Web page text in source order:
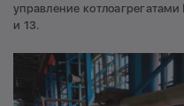
управление
и 13.